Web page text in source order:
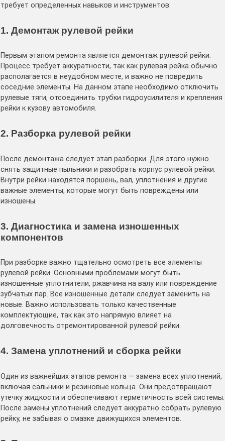
требует определенных навыков и инструментов:
1. Демонтаж рулевой рейки
Первым этапом ремонта является демонтаж рулевой рейки.
Процесс требует аккуратности, так как рулевая рейка обычно
располагается в неудобном месте, и важно не повредить
соседние элементы. На данном этапе необходимо отключить
рулевые тяги, отсоединить трубки гидроусилителя и крепления
рейки к кузову автомобиля.
2. Разборка рулевой рейки
После демонтажа следует этап разборки. Для этого нужно
снять защитные пыльники и разобрать корпус рулевой рейки.
Внутри рейки находятся поршень, вал, уплотнения и другие
важные элементы, которые могут быть повреждены или
изношены.
3. Диагностика и замена изношенных
компонентов
При разборке важно тщательно осмотреть все элементы
рулевой рейки. Основными проблемами могут быть
изношенные уплотнители, ржавчина на валу или повреждение
зубчатых пар. Все изношенные детали следует заменить на
новые. Важно использовать только качественные
комплектующие, так как это напрямую влияет на
долговечность отремонтированной рулевой рейки.
4. Замена уплотнений и сборка рейки
Один из важнейших этапов ремонта — замена всех уплотнений,
включая сальники и резиновые кольца. Они предотвращают
утечку жидкости и обеспечивают герметичность всей системы.
После замены уплотнений следует аккуратно собрать рулевую
рейку, не забывая о смазке движущихся элементов.